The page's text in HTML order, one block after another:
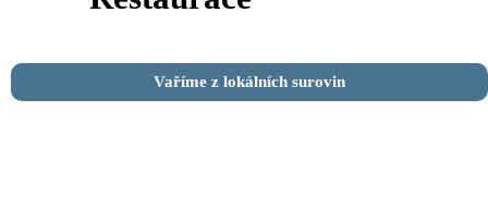
Vaříme z lokálních surovin